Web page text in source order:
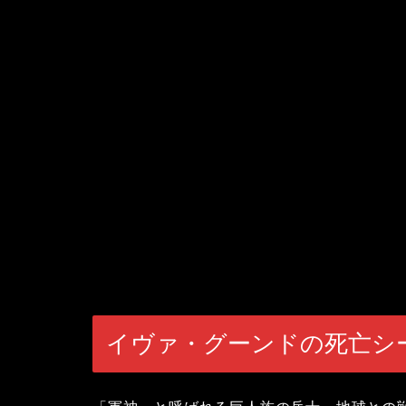
イヴァ・グーンドの死亡シ